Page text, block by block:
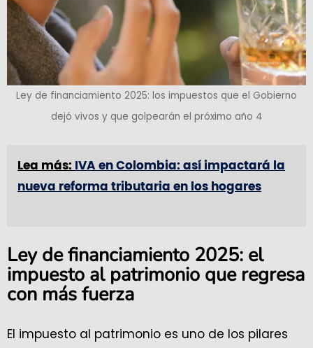
Ley de financiamiento 2025: los impuestos que el Gobierno
dejó vivos y que golpearán el próximo año 4
Lea más: IVA en Colombia: así impactará la
nueva reforma tributaria en los hogares
Ley de financiamiento 2025: el
impuesto al patrimonio que regresa
con más fuerza
El impuesto al patrimonio es uno de los pilares